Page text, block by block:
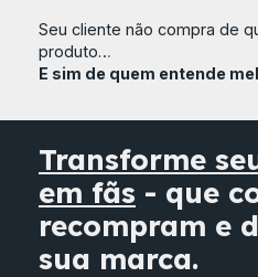
Seu cliente não compra de
produto…
E sim de quem entende
Transforme
em fãs - que
recompram e
sua marca.